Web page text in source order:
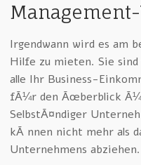
Irgendwann wird es am
Hilfe zu mieten. Sie
alle Ihr Business-
fÃ¼r den Ãœberblick
SelbstÃ¤ndiger
kÃ¶nnen nicht mehr als
Unternehmens abziehen.